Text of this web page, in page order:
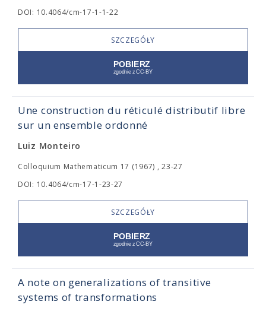
DOI: 10.4064/cm-17-1-1-22
SZCZEGÓŁY
Une construction du réticulé distributif libre
sur un ensemble ordonné
Luiz Monteiro
Colloquium Mathematicum 17 (1967) , 23-27
DOI: 10.4064/cm-17-1-23-27
SZCZEGÓŁY
A note on generalizations of transitive
systems of transformations